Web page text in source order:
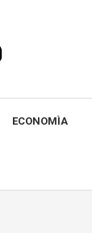
ECONOMÌA